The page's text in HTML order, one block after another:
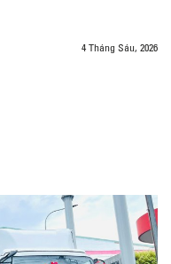
4 Tháng Sáu, 2026